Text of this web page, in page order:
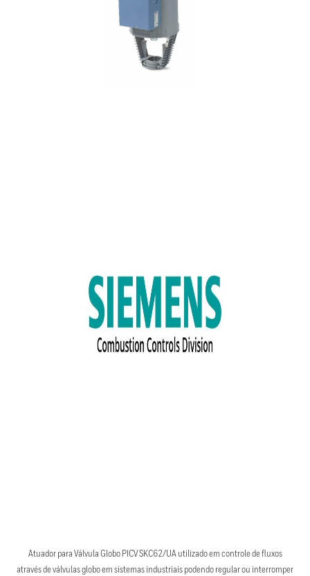
Atuador para Válvula Globo PICV SKC62/UA utilizado em controle de fluxos
através de válvulas globo em sistemas industriais podendo regular ou interromper